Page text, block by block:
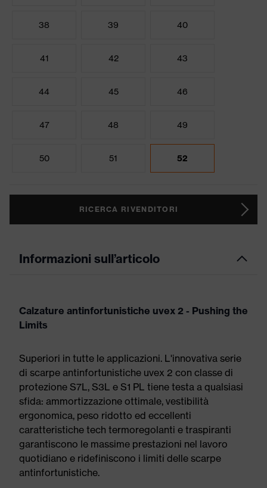
38 39 40
41 42 43
44 45 46
47 48 49
50 51 52
RICERCA RIVENDITORI
Informazioni sull’articolo
Calzature antinfortunistiche uvex 2 - Pushing the
Limits
Superiori in tutte le applicazioni. L'innovativa serie
di scarpe antinfortunistiche uvex 2 con classe di
protezione S7L, S3L e S1 PL tiene testa a qualsiasi
sfida: ammortizzazione ottimale, vestibilità
ergonomica, peso ridotto ed eccellenti
caratteristiche tech termoregolanti e traspiranti
garantiscono le massime prestazioni nel lavoro
quotidiano e ridefiniscono i limiti delle scarpe
antinfortunistiche.